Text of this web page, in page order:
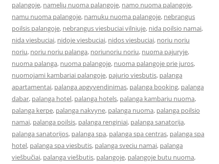
palangoje, namelių nuoma palangoje, namo nuoma palangoje,
namu nuoma palangoje, namuku nuoma palangoje, nebrangus
poilsis palangoje, nebrangus viesbuciai vilniuje, nida poilsio namai,
nida viesbuciai, nidoje viesbuciai, nidos viesbuciai, noriu noriu
noriu, noriu noriu palanga, noriunoriu noriu, nuoma pajuryje,
nuoma palanga, nuoma palangoje, nuoma palangoje prie juros,
nuomojami kambariai palangoje, pajurio viesbutis, palanga
apartamentai, palanga apgyvendinimas, palanga booking, palanga
dabar, palanga hotel, palanga hotels, palanga kambariu nuoma,
palanga kerpe, palanga nakvyne, palanga nuoma, palanga poilsio
namai, palanga poilsis, palanga renginiai, palanga sanatorija,
palanga sanatorijos, palanga spa, palanga spa centras, palanga spa
hotel, palanga spa viesbutis, palanga sveciu namai, palanga
viešbučiai, palanga viešbutis, palangoje, palangoje butu nuoma,